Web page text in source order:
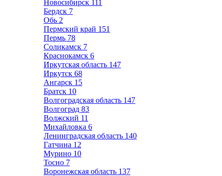
Новосибирск 111
Бердск 7
Обь 2
Пермский край 151
Пермь 78
Соликамск 7
Краснокамск 6
Иркутская область 147
Иркутск 68
Ангарск 15
Братск 10
Волгоградская область 147
Волгоград 83
Волжский 11
Михайловка 6
Ленинградская область 140
Гатчина 12
Мурино 10
Тосно 7
Воронежская область 137